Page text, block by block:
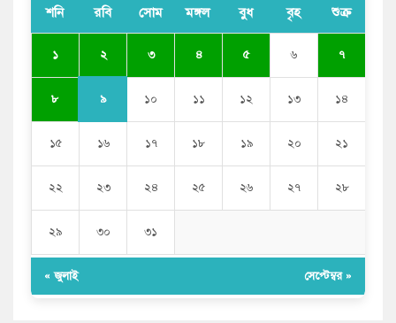
শনি রবি সোম মঙ্গল বুধ বৃহ শুক্র
১ ২ ৩ ৪ ৫ ৬ ৭
৮ ৯ ১০ ১১ ১২ ১৩ ১৪
১৫ ১৬ ১৭ ১৮ ১৯ ২০ ২১
২২ ২৩ ২৪ ২৫ ২৬ ২৭ ২৮
২৯ ৩০ ৩১
« জুলাই সেপ্টেম্বর »